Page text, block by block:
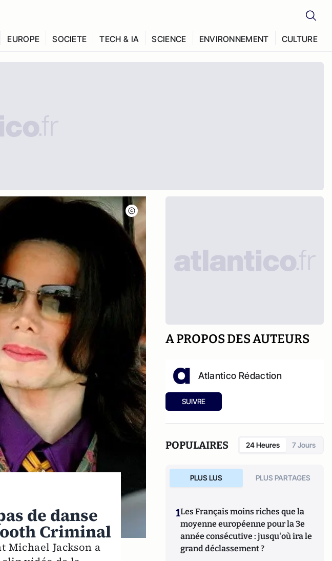
EUROPE SOCIETE TECH & IA SCIENCE ENVIRONNEMENT CULTURE
de danse
Criminal
Michael Jackson a
A PROPOS DES AUTEURS
Atlantico Rédaction
SUIVRE
POPULAIRES 24 Heures 7 Jours
PLUS LUS PLUS PARTAGES
1Les Français moins riches que la
moyenne européenne pour la 3e
année consécutive : jusqu'où ira le
grand déclassement ?